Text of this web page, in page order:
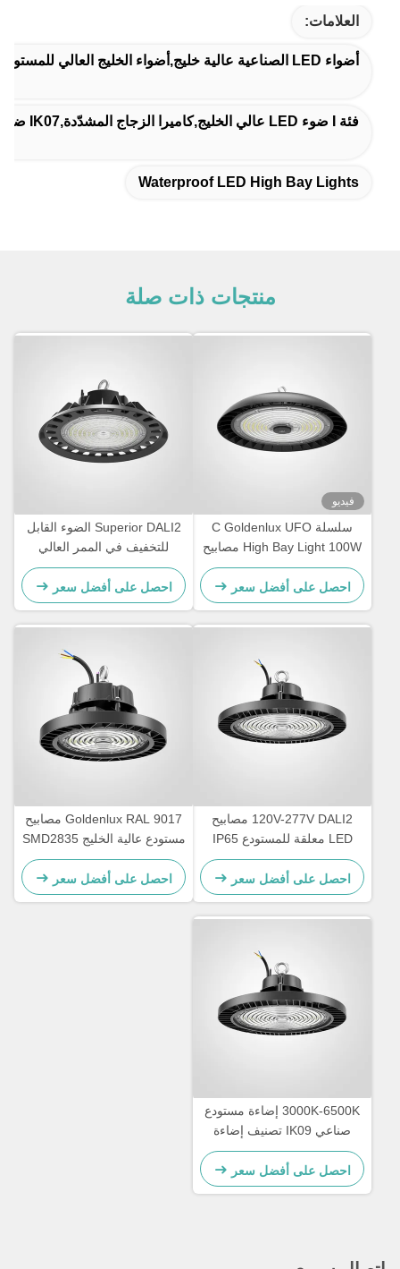
العلامات:
أضواء LED الصناعية عالية خليج,أضواء الخليج العالي للمستودع,مضادات المياه مصابيح LED عالية الخليج
فئة I ضوء LED عالي الخليج,كاميرا الزجاج المشدّدة,IK07 ضوء LED Highbay
Waterproof LED High Bay Lights
منتجات ذات صلة
فيديو
سلسلة C Goldenlux UFO
High Bay Light 100W مصابيح
LED الصناعية
احصل على أفضل سعر
Superior DALI2 الضوء القابل
للتخفيف في الممر العالي
للمخزن
احصل على أفضل سعر
120V-277V DALI2 مصابيح
LED معلقة للمستودع IP65
مقاومة للماء
احصل على أفضل سعر
Goldenlux RAL 9017 مصابيح
مستودع عالية الخليج SMD2835
مصابيح الصناعية عالية الخليج
احصل على أفضل سعر
3000K-6500K إضاءة مستودع
صناعي IK09 تصنيف إضاءة
LED عالية الخليج
احصل على أفضل سعر